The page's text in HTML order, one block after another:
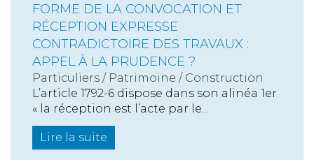
FORME DE LA CONVOCATION ET
RÉCEPTION EXPRESSE
CONTRADICTOIRE DES TRAVAUX :
APPEL À LA PRUDENCE ?
Particuliers / Patrimoine / Construction
L’article 1792-6 dispose dans son alinéa 1er
« la réception est l’acte par le...
Lire la suite